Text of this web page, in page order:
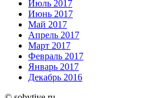
Июль 2017
Июнь 2017
Май 2017
Апрель 2017
Март 2017
Февраль 2017
Январь 2017
Декабрь 2016